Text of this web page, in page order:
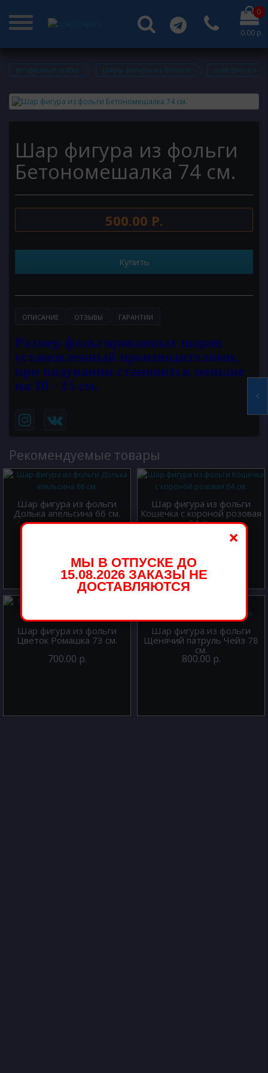
0
0.00 р.
воздушные шары шары фигуры из фольги шар фигура
Шар фигура из фольги
Бетономешалка 74 см.
500.00 Р.
Купить
ОПИСАНИЕ ОТЗЫВЫ ГАРАНТИИ
Размер фольгированных шаров
установленный производителями,
при надувании становится меньше
на 10 - 15 см.
Рекомендуемые товары
Шар фигура из фольги
Долька апельсина 66 см.
Шар фигура из фольги
Кошечка с короной розовая
64 см.
Шар фигура из фольги
Цветок Ромашка 73 см.
700.00 р.
Шар фигура из фольги
Щенячий патруль Чейз 78
см.
800.00 р.
×
МЫ В ОТПУСКЕ ДО
15.08.2026 ЗАКАЗЫ НЕ
ДОСТАВЛЯЮТСЯ